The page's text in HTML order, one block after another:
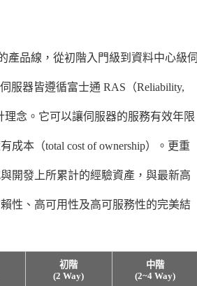
產品線，從初階入門級到資料中心級伺
服器皆遵循富士通 RAS（Reliability,
理念。它可以讓伺服器的服務有效年限
本（total cost of ownership）。更重
開發上所累計的經驗資產，與最新高
性、高可用性及高可服務性的完美結
初階
(2 Way)
中階
(2~4 Way)